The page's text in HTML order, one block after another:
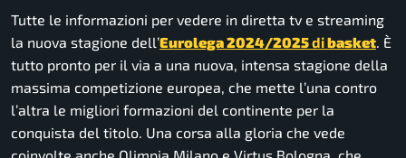
Tutte le informazioni per vedere in diretta tv e streaming
la nuova stagione dell’Eurolega 2024/2025dibasket. È
tutto pronto per il via a una nuova, intensa stagione della
massima competizione europea, che mette l’una contro
l’altra le migliori formazioni del continente per la
conquista del titolo. Una corsa alla gloria che vede